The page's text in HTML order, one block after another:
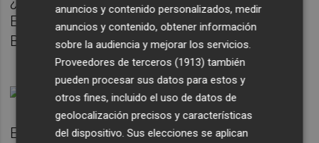
Educación Física trabajan con el cuerpo y la
Biología estudia el cuerpo…
Estos argumentos que pueden parecer
anuncios y contenido personalizados, medir
anuncios y contenido, obtener información
sobre la audiencia y mejorar los servicios.
Proveedores de terceros (1913) también
pueden procesar sus datos para estos y
otros fines, incluido el uso de datos de
geolocalización precisos y características
del dispositivo. Sus elecciones se aplican